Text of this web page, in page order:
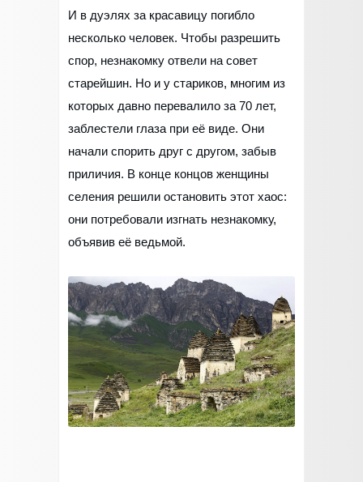
И в дуэлях за красавицу погибло
несколько человек. Чтобы разрешить
спор, незнакомку отвели на совет
старейшин. Но и у стариков, многим из
которых давно перевалило за 70 лет,
заблестели глаза при её виде. Они
начали спорить друг с другом, забыв
приличия. В конце концов женщины
селения решили остановить этот хаос:
они потребовали изгнать незнакомку,
объявив её ведьмой.